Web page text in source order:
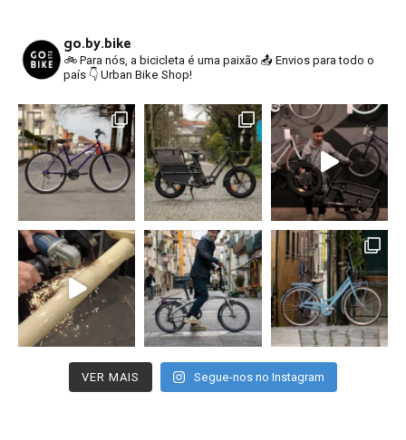
go.by.bike
🚲 Para nós, a bicicleta é uma paixão 📤 Envios para todo o
país 👇 Urban Bike Shop!
VER MAIS Segue-nos no Instagram